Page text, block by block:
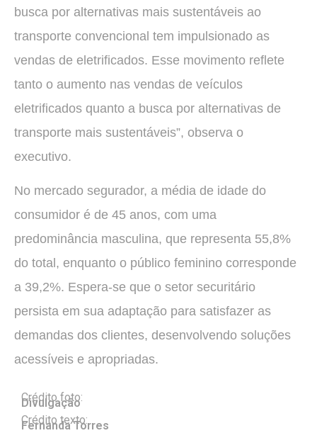
busca por alternativas mais sustentáveis ao
transporte convencional tem impulsionado as
vendas de eletrificados. Esse movimento reflete
tanto o aumento nas vendas de veículos
eletrificados quanto a busca por alternativas de
transporte mais sustentáveis”, observa o
executivo.
No mercado segurador, a média de idade do
consumidor é de 45 anos, com uma
predominância masculina, que representa 55,8%
do total, enquanto o público feminino corresponde
a 39,2%. Espera-se que o setor securitário
persista em sua adaptação para satisfazer as
demandas dos clientes, desenvolvendo soluções
acessíveis e apropriadas.
Crédito foto:
Divulgação
Crédito texto:
Fernanda Torres